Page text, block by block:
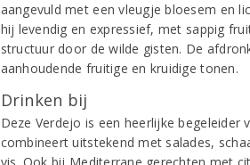
aangevuld met een vleugje bloesem en
hij levendig en expressief, met sappig
structuur door de wilde gisten. De
aanhoudende fruitige en kruidige tonen.
Drinken bij
Deze Verdejo is een heerlijke begeleider
combineert uitstekend met salades,